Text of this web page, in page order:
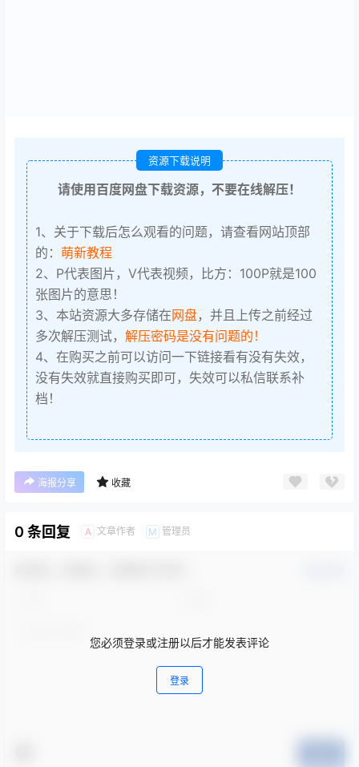
资源下载说明
请使用百度网盘下载资源，不要在线解压！
1、关于下载后怎么观看的问题，请查看网站顶部
的： 萌新教程
2、P代表图片，V代表视频，比方：100P就是100
张图片的意思！
3、本站资源大多存储在网盘，并且上传之前经过
多次解压测试， 解压密码是没有问题的！
4、在购买之前可以访问一下链接看有没有失效，
没有失效就直接购买即可，失效可以私信联系补
档！
海报分享 收藏
0 条回复 A 文章作者 M 管理员
您必须登录或注册以后才能发表评论
登录